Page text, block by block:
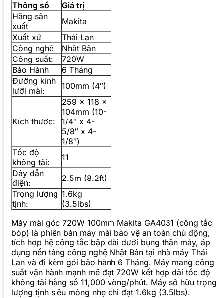
Thông số
Giá trị
Hãng sản
xuất
Makita
Xuất xứ
Thái Lan
Công nghệ
Nhật Bản
Công suất:
720W
Bảo Hành
6 Tháng
Đường kính
lưỡi mài:
100mm (4″)
Kích thước:
259 x 118 x
104mm (10-
1/4″ x 4-
5/8″ x 4-
1/8″)
Tốc độ
không tải:
11
Dây dẫn
điện:
2.5m (8.2ft)
Trọng lượng
tịnh:
1.6kg
(3.5lbs)
Máy mài góc 720W 100mm Makita GA4031 (công tắc
bóp) là phiên bản máy mài bảo vệ an toàn chủ động,
tích hợp hệ công tắc bập dài dưới bụng thân máy, áp
dụng nền tảng công nghệ Nhật Bản tại nhà máy Thái
Lan và đi kèm gói bảo hành 6 Tháng. Máy mang công
suất vận hành mạnh mẽ đạt 720W kết hợp dải tốc độ
không tải hằng số 11,000 vòng/phút. Máy sở hữu trọng
lượng tịnh siêu mỏng nhẹ chỉ đạt 1.6kg (3.5lbs).